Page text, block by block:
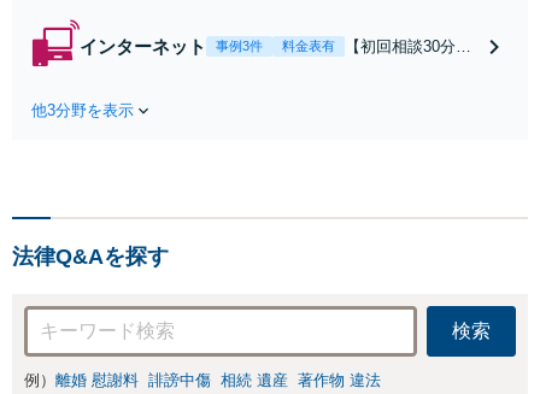
れたら、サインす
インターネット 事例3件 料金表有
【初回相談30分無
お店の風評被害対
応可：開示請求の
意見照会が来たと
きの対処法、被害
者との示談交渉
他3分野を表示
法律Q&Aを探す
検索
例） 離婚 慰謝料 誹謗中傷 相続 遺産 著作物 違法